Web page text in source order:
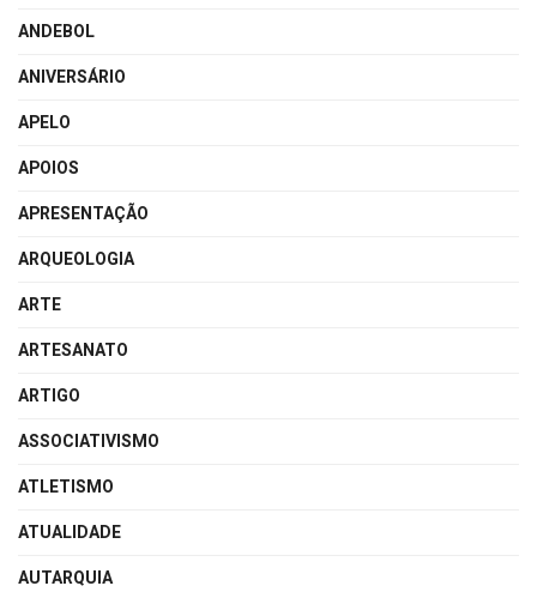
ANDEBOL
ANIVERSÁRIO
APELO
APOIOS
APRESENTAÇÃO
ARQUEOLOGIA
ARTE
ARTESANATO
ARTIGO
ASSOCIATIVISMO
ATLETISMO
ATUALIDADE
AUTARQUIA